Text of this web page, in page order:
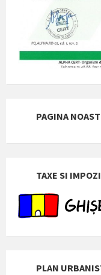
PAGINA
TAXE SI
PLAN